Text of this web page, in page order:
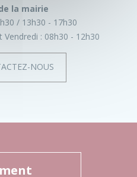
la mairie
13h30 - 17h30
Vendredi : 08h30 - 12h30
NOUS